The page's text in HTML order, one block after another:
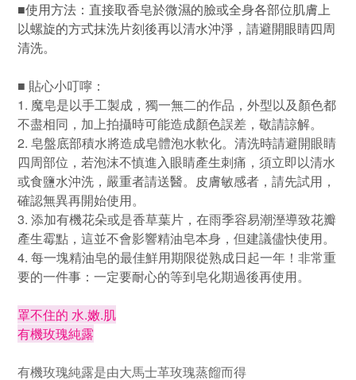
■使用方法：直接取香皂於微濕的臉或全身各部位肌膚上
以螺旋的方式抹洗片刻後再以清水沖淨，請避開眼睛四周
清洗。
■ 貼心小叮嚀：
1. 魔皂是以手工製成，獨一無二的作品，外型以及顏色都
不盡相同，加上拍攝時可能造成顏色誤差，敬請諒解。
2. 皂盤底部積水將造成皂體泡水軟化。清洗時請避開眼睛
四周部位，若泡沫不慎進入眼睛產生刺痛，須立即以清水
或食鹽水沖洗，嚴重者請送醫。皮膚敏感者，請先試用，
確認無異再開始使用。
3. 添加有機花朵或是香草葉片，在雨季容易潮溼導致花瓣
產生霉點，這並不會影響精油皂本身，但建議儘快使用。
4. 每一塊精油皂的最佳鮮用期限從熟成日起一年！非常重
要的一件事：一定要耐心的等到皂化期過後再使用。
罩不住的 水.嫩.肌
有機玫瑰純露
有機玫瑰純露是由大馬士革玫瑰蒸餾而得